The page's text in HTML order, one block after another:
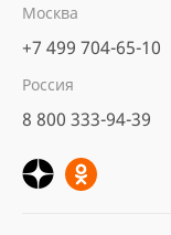
Москва
+7 499 704-65-10
Россия
8 800 333-94-39